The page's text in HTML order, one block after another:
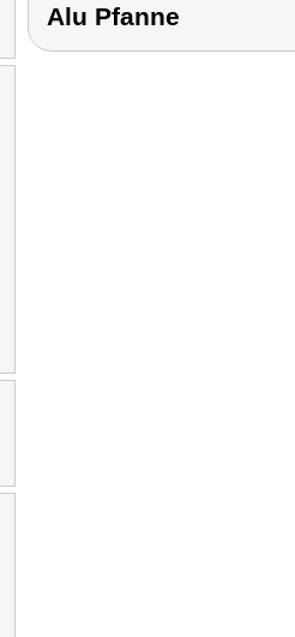
Alu Pfanne